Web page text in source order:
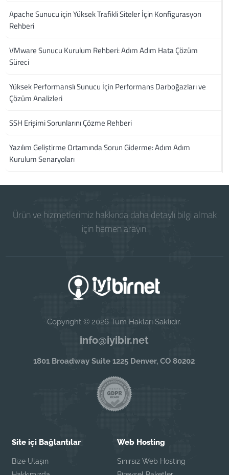
Apache Sunucu için Yüksek Trafikli Siteler İçin Konfigurasyon
Rehberi
VMware Sunucu Kurulum Rehberi: Adım Adım Hata Çözüm
Süreci
Yüksek Performanslı Sunucu İçin Performans Darboğazları ve
Çözüm Analizleri
SSH Erişimi Sorunlarını Çözme Rehberi
Yazılım Geliştirme Ortamında Sorun Giderme: Adım Adım
Kurulum Senaryoları
Ürün ve hizmetlerimiz hakkında daha detaylı bilgi almak
için hemen arayın.
Copyright © 2026 Tüm Hakları Saklıdır.
info@iyibir.net
1801 Broadway Suite 1225 Denver, CO 80202
Site içi Bağlantılar
Bize Ulaşın
Web Hosting
Sınırsız Web Hosting